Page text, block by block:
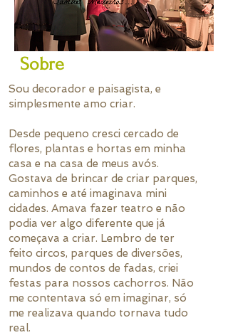
Sobre
Sou decorador e paisagista, e
simplesmente amo criar.
Desde pequeno cresci cercado de
flores, plantas e hortas em minha
casa e na casa de meus avós.
Gostava de brincar de criar parques,
caminhos e até imaginava mini
cidades. Amava fazer teatro e não
podia ver algo diferente que já
começava a criar. Lembro de ter
feito circos, parques de diversões,
mundos de contos de fadas, criei
festas para nossos cachorros. Não
me contentava só em imaginar, só
me realizava quando tornava tudo
real.